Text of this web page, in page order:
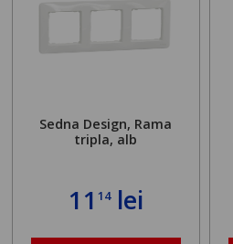
Sedna Design, Rama
tripla, alb
11 14lei